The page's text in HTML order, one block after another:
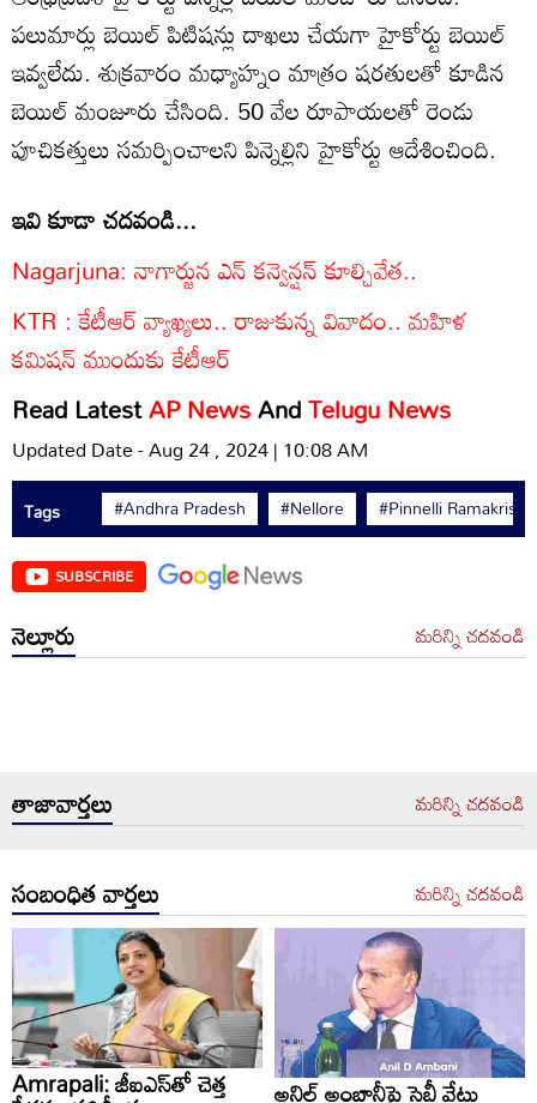
పలుమార్లు బెయిల్ పిటిషన్లు దాఖలు చేయగా హైకోర్టు బెయిల్
ఇవ్వలేదు. శుక్రవారం మధ్యాహ్నం మాత్రం షరతులతో కూడిన
బెయిల్ మంజూరు చేసింది. 50 వేల రూపాయలతో రెండు
పూచికత్తులు సమర్పించాలని పిన్నెల్లిని హైకోర్టు ఆదేశించింది.
ఇవి కూడా చదవండి...
Nagarjuna: నాగార్జున ఎన్ కన్వెన్షన్ కూల్చివేత..
KTR : కేటీఆర్ వ్యాఖ్యలు.. రాజుకున్న వివాదం.. మహిళ
కమిషన్ ముందుకు కేటీఆర్
Read LatestAP NewsAndTelugu News
Updated Date - Aug 24 , 2024 | 10:08 AM
Tags #Andhra Pradesh #Nellore #Pinnelli
SUBSCRIBE
నెల్లూరు మరిన్ని చదవండి
తాజావార్తలు మరిన్ని చదవండి
సంబంధిత వార్తలు మరిన్ని చదవండి
Amrapali: జీఐఎస్‏తో చెత్త అనిల్‌ అంబానీపై సెబీ వేటు